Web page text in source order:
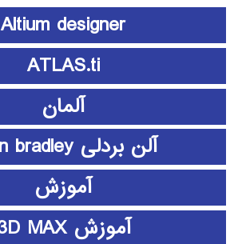
Altium designer
ATLAS.ti
آلمان
آلن بردلی Allen bradley
آموزش
آموزش 3D MAX